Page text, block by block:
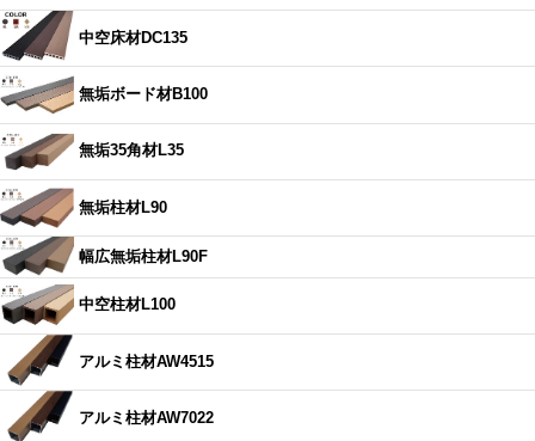
中空床材DC135
無垢ボード材B100
無垢35角材L35
無垢柱材L90
幅広無垢柱材L90F
中空柱材L100
アルミ柱材AW4515
アルミ柱材AW7022